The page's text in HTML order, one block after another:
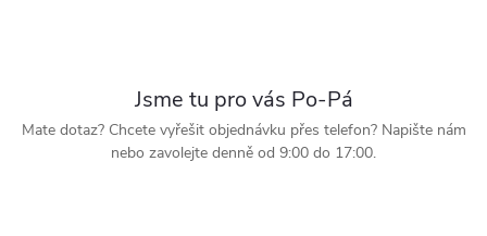
Jsme tu pro vás Po-Pá
Mate dotaz? Chcete vyřešit objednávku přes telefon? Napište nám
nebo zavolejte denně od 9:00 do 17:00.